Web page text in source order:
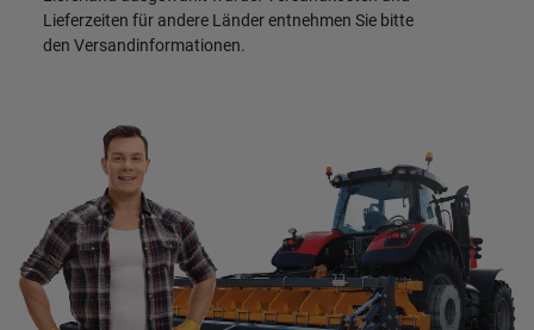
Lieferzeiten für andere Länder entnehmen Sie bitte
den Versandinformationen.